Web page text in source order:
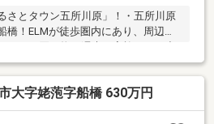
さとタウン五所川原」！・五所川原
！ELMが徒歩圏内にあり、周辺の
、残り8区画！・ｇ１区画は71坪の
日当たり通風良好です♪＊＊近隣＊＊
徒歩7分/五所川原第三中学校まで約
約500m徒歩7分【生活】ELMまで約
大字姥萢字船橋 630万円